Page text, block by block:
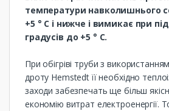
температури навколишнього
+5 ° С і нижче і вимикає при
градусів до +5 ° С.
При обігріві труби з
дроту Hemstedt її необхідно
заходи забезпечать ще більш
економію витрат електроенергії.